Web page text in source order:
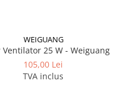
WEIGUANG
25 W - Weiguang
105,00 Lei
TVA inclus